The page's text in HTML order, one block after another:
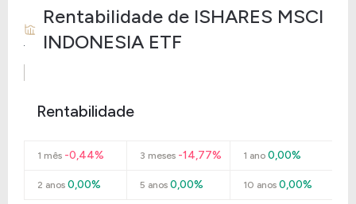
Rentabilidade de ISHARES MSCI
INDONESIA ETF
Rentabilidade
1 mês -0,44% 3 meses -14,77% 1 ano0,00%
2 anos 0,00% 5 anos 0,00% 10 anos0,00%